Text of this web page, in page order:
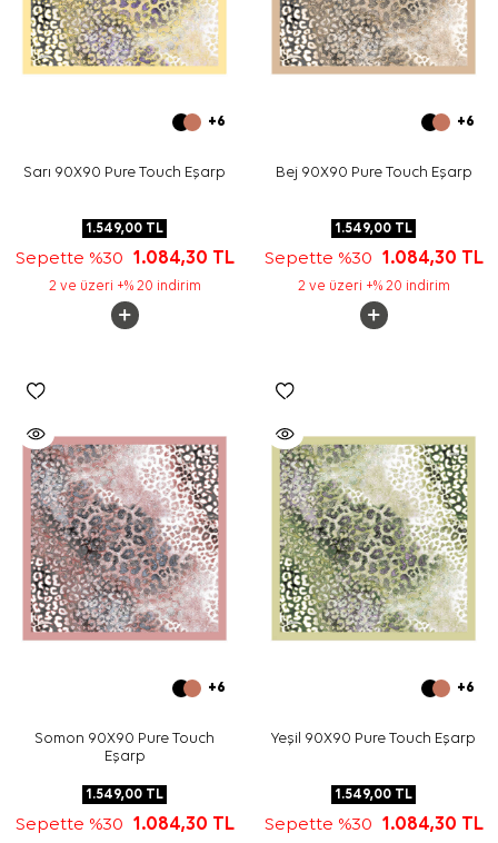
+6
Sarı 90X90 Pure Touch Eşarp
1.549,00 TL
Sepette %30 1.084,30 TL
2 ve üzeri +% 20 indirim
+6
Bej 90X90 Pure Touch Eşarp
1.549,00 TL
Sepette %30 1.084,30 TL
2 ve üzeri +% 20 indirim
+6
Somon 90X90 Pure Touch
Eşarp
1.549,00 TL
Sepette %30 1.084,30 TL
+6
Yeşil 90X90 Pure Touch Eşarp
1.549,00 TL
Sepette %30 1.084,30 TL